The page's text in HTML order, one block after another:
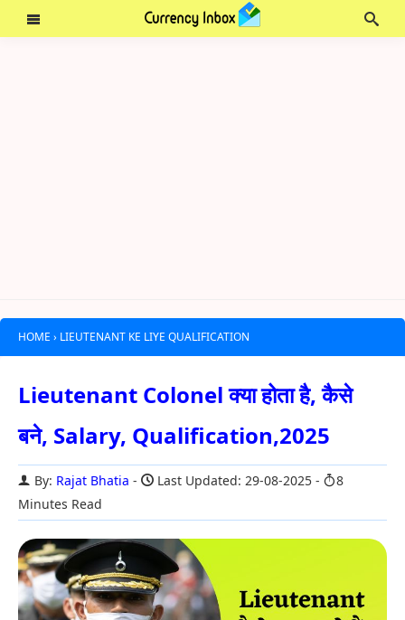
HOME › LIEUTENANT KE LIYE QUALIFICATION
Lieutenant Colonel क्या होता है, कैसे
बने, Salary, Qualification,2025
By: Rajat Bhatia Last Updated: 29-08-2025
8
Minutes Read